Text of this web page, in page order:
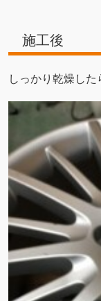
施工後
しっかり乾燥した